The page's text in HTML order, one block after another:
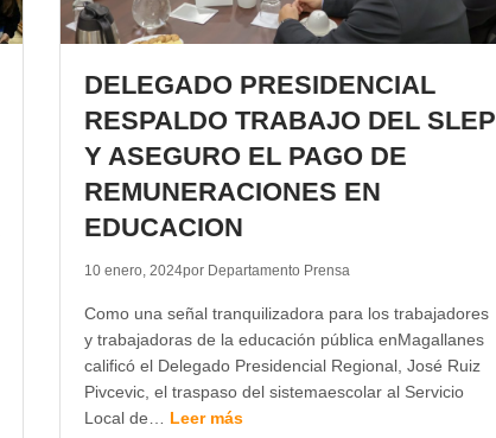
DELEGADO PRESIDENCIAL
RESPALDO TRABAJO DEL SLEP
Y ASEGURO EL PAGO DE
REMUNERACIONES EN
EDUCACION
10 enero, 2024por Departamento Prensa
Como una señal tranquilizadora para los trabajadores
y trabajadoras de la educación pública enMagallanes
calificó el Delegado Presidencial Regional, José Ruiz
Pivcevic, el traspaso del sistemaescolar al Servicio
Local de… Leer más